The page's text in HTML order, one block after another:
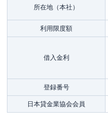
所在地（本社）
利用限度額
借入金利
登録番号
日本貸金業協会会員